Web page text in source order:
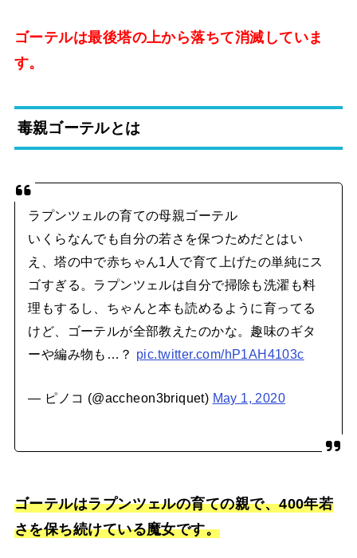
ゴーテルは最後塔の上から落ちて消滅していま
す。
毒親ゴーテルとは
ラプンツェルの育ての母親ゴーテル
いくらなんでも自分の若さを保つためだとはい
え、塔の中で赤ちゃん1人で育て上げたの単純にス
ゴすぎる。ラプンツェルは自分で掃除も洗濯も料
理もするし、ちゃんと本も読めるように育ってる
けど、ゴーテルが全部教えたのかな。趣味のギタ
ーや編み物も…？ pic.twitter.com/hP1AH4103c
— ピノコ (@accheon3briquet) May 1, 2020
ゴーテルはラプンツェルの育ての親で、400年若
さを保ち続けている魔女です。